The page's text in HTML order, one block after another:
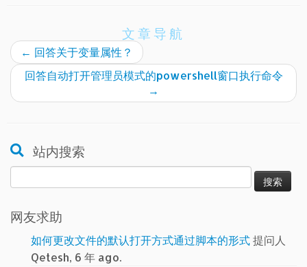
文章导航
← 回答关于变量属性？
回答自动打开管理员模式的powershell窗口执行命令
→
站内搜索
索：
网友求助
如何更改文件的默认打开方式通过脚本的形式提问人
Qetesh, 6 年 ago.